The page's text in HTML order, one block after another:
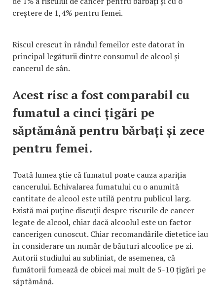
creștere de 1,4% pentru femei.
Riscul crescut în rândul femeilor este datorat în
principal legăturii dintre consumul de alcool și
cancerul de sân.
Acest risc a fost comparabil cu
fumatul a cinci țigări pe
săptămână pentru bărbați și zece
pentru femei.
Toată lumea știe că fumatul poate cauza apariția
cancerului. Echivalarea fumatului cu o anumită
cantitate de alcool este utilă pentru publicul larg.
Există mai puține discuții despre riscurile de cancer
legate de alcool, chiar dacă alcoolul este un factor
cancerigen cunoscut. Chiar recomandările dietetice iau
în considerare un număr de băuturi alcoolice pe zi.
Autorii studiului au subliniat, de asemenea, că
fumătorii fumează de obicei mai mult de 5-10 țigări pe
săptămână.